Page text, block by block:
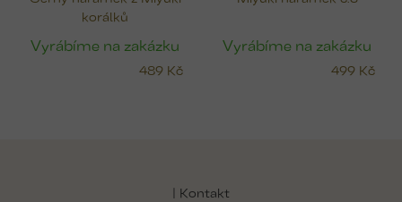
korálků
Vyrábíme na zakázku
489 Kč
Vyrábíme na zakázku
499 Kč
| Kontakt